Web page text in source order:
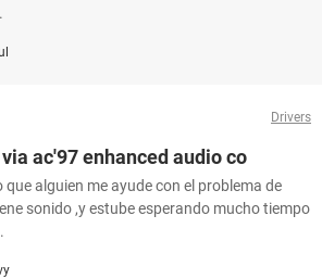
Drivers
ac'97 enhanced audio co
alguien me ayude con el problema de
sonido ,y estube esperando mucho tiempo